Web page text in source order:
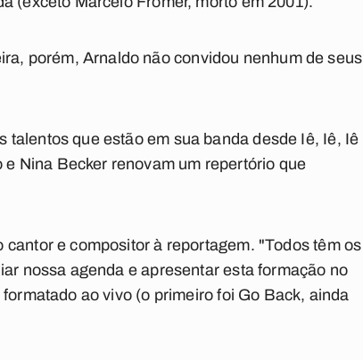
porém, Arnaldo não convidou nenhum de seus
talentos que estão em sua banda desde Iê, Iê, Iê
Nina Becker renovam um repertório que
e compositor à reportagem. "Todos têm os
nossa agenda e apresentar esta formação no
ao vivo (o primeiro foi Go Back, ainda